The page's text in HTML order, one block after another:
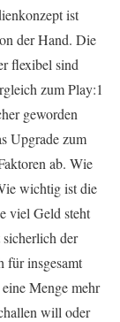
ist
der Hand. Die
flexibel sind
zum Play:1
geworden
Upgrade zum
ab. Wie
wichtig ist die
viel Geld steht
der
für insgesamt
Menge mehr
will oder